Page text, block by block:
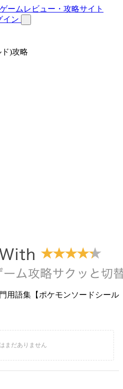
イン
)攻略
用語集【ポケモンソードシール